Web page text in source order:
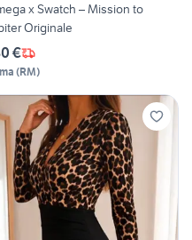
x Swatch – Mission to
Originale
€
(RM)